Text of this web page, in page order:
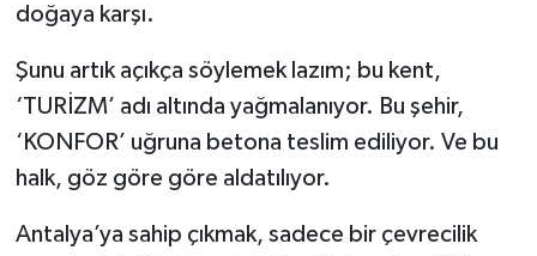
doğaya karşı.
Şunu artık açıkça söylemek lazım; bu kent,
‘TURİZM’ adı altında yağmalanıyor. Bu şehir,
‘KONFOR’ uğruna betona teslim ediliyor. Ve bu
halk, göz göre göre aldatılıyor.
Antalya’ya sahip çıkmak, sadece bir çevrecilik